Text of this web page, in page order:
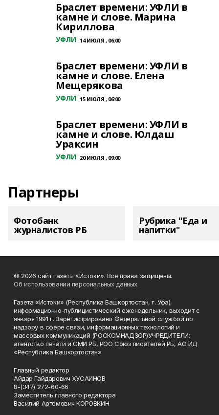
Браслет времени: УФЛИ в
камне и слове. Марина
Кириллова
УФЛИ 14 ИЮЛЯ , 06:00
Браслет времени: УФЛИ в
камне и слове. Елена
Мещерякова
УФЛИ 15 ИЮЛЯ , 06:00
Браслет времени: УФЛИ в
камне и слове. Юлдаш
Ураксин
УФЛИ 20 ИЮЛЯ , 09:00
Партнеры
Фотобанк
журналистов РБ
Рубрика "Еда и
напитки"
© 2026 сайт газеты «Истоки». Все права защищены.
Об использовании персональных данных
Газета «Истоки» (Республика Башкортостан, г. Уфа),
информационно-публицистический еженедельник, выходит с
января 1991 г. Зарегистрировано Федеральной службой по
надзору в сфере связи, информационных технологий и
массовых коммуникаций (РОСКОМНАДЗОР)УЧРЕДИТЕЛИ:
агентство печати и СМИ РБ, РОО Союз писателей РБ, АО ИД
«Республика Башкортостан»
Главный редактор
Айдар Гайдарович ХУСАИНОВ
8-(347) 272-60-66
Заместитель главного редактора
Василий Артемович КОРОВКИН